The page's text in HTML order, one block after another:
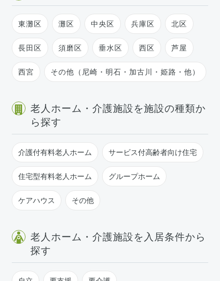
東灘区 灘区 中央区 兵庫区 北区
長田区 須磨区 垂水区 西区 芦屋
西宮 その他（尼崎・明石・加古川・姫路・他）
老人ホーム・介護施設を施設の種類か
ら探す
介護付有料老人ホーム サービス付高齢者向け住宅
住宅型有料老人ホーム グループホーム
ケアハウス その他
老人ホーム・介護施設を入居条件から
探す